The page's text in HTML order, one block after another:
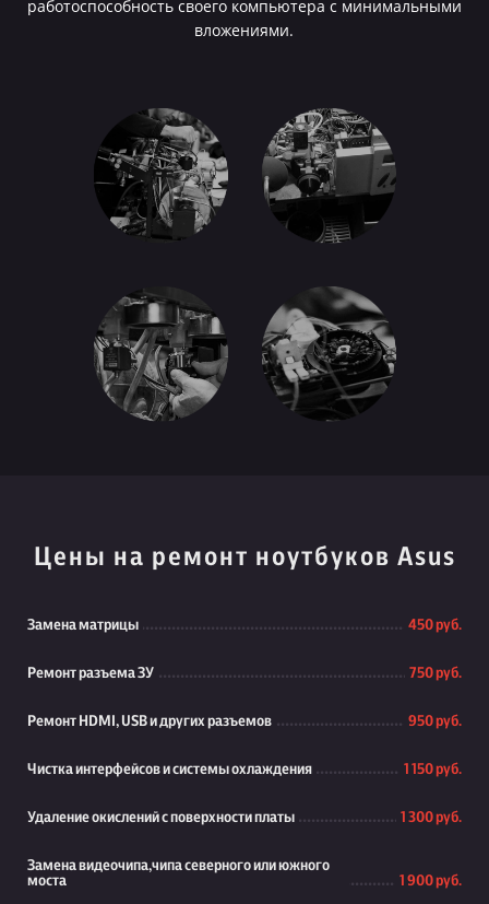
работоспособность своего компьютера с минимальными
вложениями.
Цены на ремонт ноутбуков Asus
Замена матрицы 450 руб.
Ремонт разъема ЗУ 750 руб.
Ремонт HDMI, USB и других разъемов 950 руб.
Чистка интерфейсов и системы охлаждения 1 150 руб.
Удаление окислений с поверхности платы 1 300 руб.
Замена видеочипа,чипа северного или южного
моста
1 900 руб.